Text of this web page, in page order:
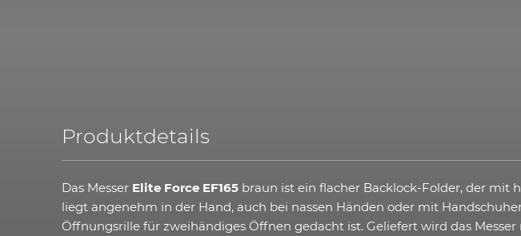
Produktdetails
Das Messer Elite Force EF165 braun ist ein flacher Backlock-Folder, der mit
liegt angenehm in der Hand, auch bei nassen Händen oder mit
Öffnungsrille für zweihändiges Öffnen gedacht ist. Geliefert wird das